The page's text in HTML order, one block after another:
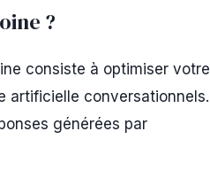
?
consiste à optimiser votre
artificielle conversationnels.
générées par